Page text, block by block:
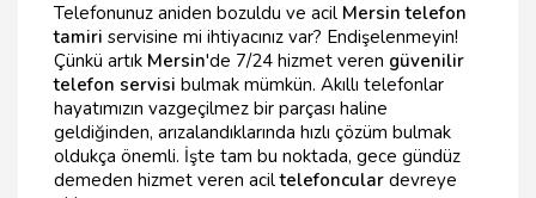
Telefonunuz aniden bozuldu ve acil Mersin telefon
tamiri servisine mi ihtiyacınız var? Endişelenmeyin!
Çünkü artık Mersin'de 7/24 hizmet veren güvenilir
telefon servisi bulmak mümkün. Akıllı telefonlar
hayatımızın vazgeçilmez bir parçası haline
geldiğinden, arızalandıklarında hızlı çözüm bulmak
oldukça önemli. İşte tam bu noktada, gece gündüz
demeden hizmet veren aciltelefoncular devreye